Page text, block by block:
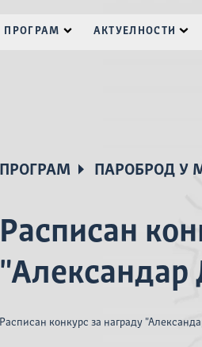
ПРОГРАМ АКТУЕЛНОСТИ
ПРОГРАМ ПАРОБРОД У
Расписан
"Александар
Расписан конкурс за награду